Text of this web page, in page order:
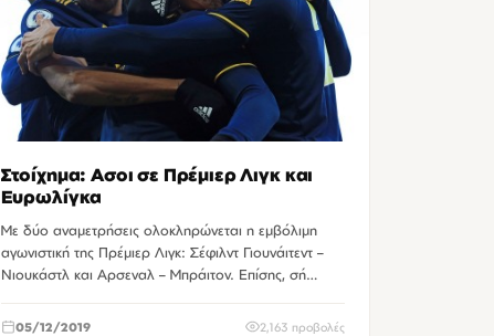
Στοίχημα: Ασοι σε Πρέμιερ Λιγκ και
Ευρωλίγκα
Με δύο αναμετρήσεις ολοκληρώνεται η εμβόλιμη
αγωνιστική της Πρέμιερ Λιγκ: Σέφιλντ Γιουνάιτεντ –
Νιουκάστλ και Αρσεναλ – Μπράιτον. Επίσης, σή…
05/12/2019 2,163 προβολές